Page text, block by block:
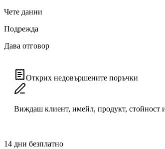
Чете данни
Подрежда
Дава отговор
Открих недовършените поръчки
Виждаш клиент, имейл, продукт, стойност
14 дни безплатно